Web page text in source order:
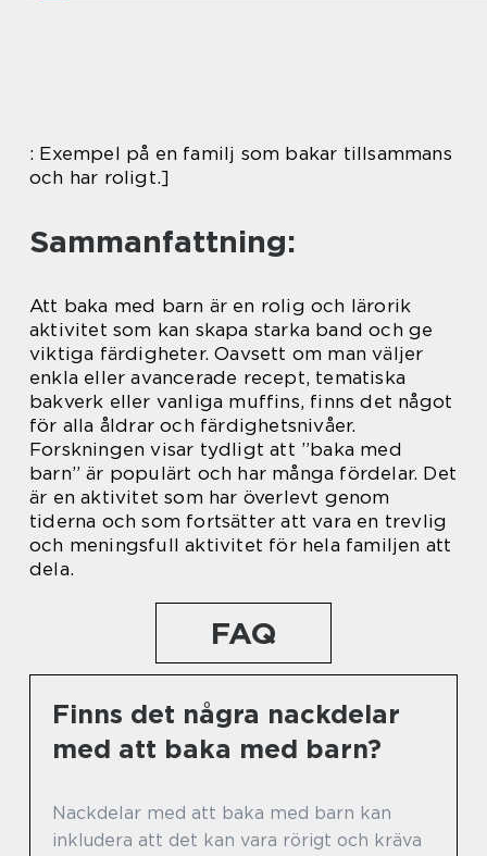
: Exempel på en familj som bakar tillsammans
och har roligt.]
Sammanfattning:
Att baka med barn är en rolig och lärorik
aktivitet som kan skapa starka band och ge
viktiga färdigheter. Oavsett om man väljer
enkla eller avancerade recept, tematiska
bakverk eller vanliga muffins, finns det något
för alla åldrar och färdighetsnivåer.
Forskningen visar tydligt att ”baka med
barn” är populärt och har många fördelar. Det
är en aktivitet som har överlevt genom
tiderna och som fortsätter att vara en trevlig
och meningsfull aktivitet för hela familjen att
dela.
FAQ
Finns det några nackdelar
med att baka med barn?
Nackdelar med att baka med barn kan
inkludera att det kan vara rörigt och kräva